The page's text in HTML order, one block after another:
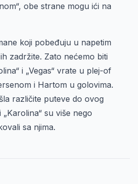
obe strane mogu ići na
koji pobeđuju u napetim
zadržite. Zato nećemo biti
i „Vegas“ vrate u plej-of
i Hartom u golovima.
različite puteve do ovog
„Karolina“ su više nego
sa njima.